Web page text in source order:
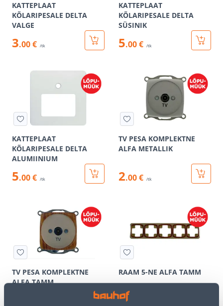
KATTEPLAAT
KÕLARIPESALE DELTA
VALGE
3.00 € /tk
KATTEPLAAT
KÕLARIPESALE DELTA
SÜSINIK
5.00 € /tk
KATTEPLAAT
KÕLARIPESALE DELTA
ALUMIINIUM
5.00 € /tk
TV PESA KOMPLEKTNE
ALFA METALLIK
2.00 € /tk
TV PESA KOMPLEKTNE
ALFA TAMM
RAAM 5-NE ALFA TAMM
2.00 €